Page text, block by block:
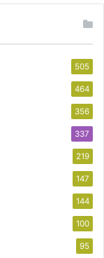
505
464
356
337
219
147
144
100
95